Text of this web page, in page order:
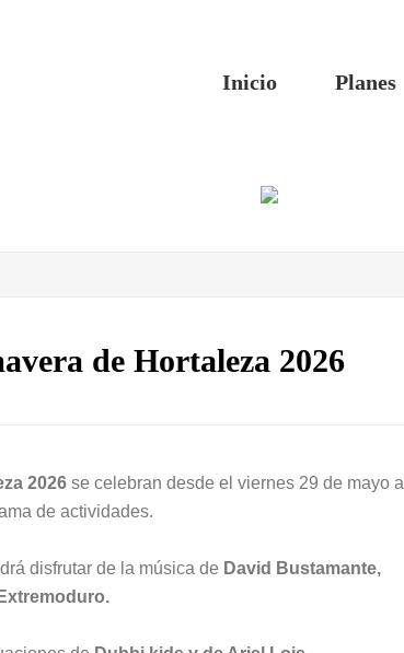
Inicio Planes
de Hortaleza 2026
2026 se celebran desde el viernes 29 de mayo al
de actividades.
disfrutar de la música de David Bustamante,